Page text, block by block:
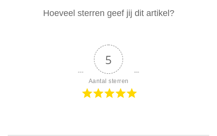
Hoeveel sterren geef jij dit artikel?
5
Aantal sterren